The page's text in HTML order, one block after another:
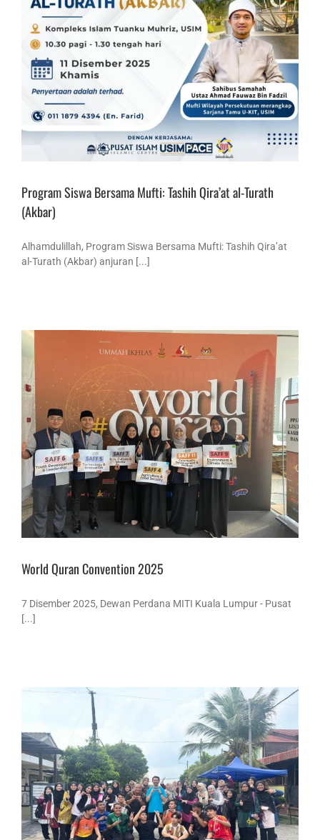
Program Siswa Bersama Mufti: Tashih Qira’at al-Turath
(Akbar)
Alhamdulillah, Program Siswa Bersama Mufti: Tashih Qira’at
al-Turath (Akbar) anjuran [...]
World Quran Convention 2025
7 Disember 2025, Dewan Perdana MITI Kuala Lumpur - Pusat
[...]